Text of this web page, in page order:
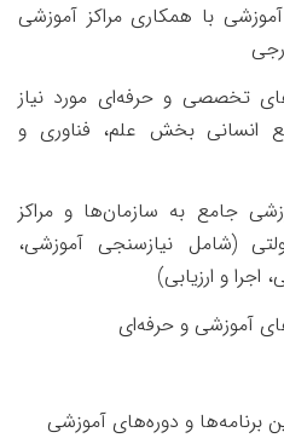
با همکاری مراکز آموزشی
تخصصی و حرفه‌ای مورد نیاز
انسانی بخش علم، فناوری و
جامع به سازمان‌ها و مراکز
(شامل نیازسنجی آموزشی،
اجرا و ارزیابی)
آموزشی و حرفه‌ای
برنامه‌ها و دوره‌های آموزشی